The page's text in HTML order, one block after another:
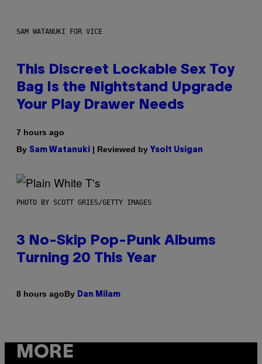
SAM WATANUKI FOR VICE
This Discreet Lockable Sex Toy
Bag Is the Nightstand Upgrade
Your Play Drawer Needs
7 hours ago
By Sam Watanuki | Reviewed by Ysolt Usigan
PHOTO BY SCOTT GRIES/GETTY IMAGES
3 No-Skip Pop-Punk Albums
Turning 20 This Year
8 hours agoBy Dan Milam
MORE